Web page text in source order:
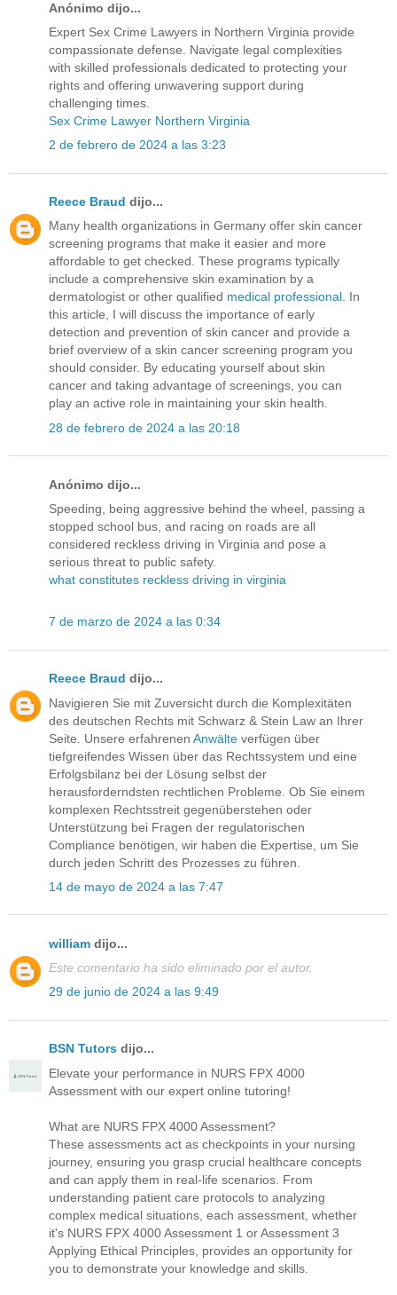
Anónimo dijo...
Expert Sex Crime Lawyers in Northern Virginia provide
compassionate defense. Navigate legal complexities
with skilled professionals dedicated to protecting your
rights and offering unwavering support during
challenging times.
Sex Crime Lawyer Northern Virginia
2 de febrero de 2024 a las 3:23
Reece Braud dijo...
Many health organizations in Germany offer skin cancer
screening programs that make it easier and more
affordable to get checked. These programs typically
include a comprehensive skin examination by a
dermatologist or other qualified medical professional. In
this article, I will discuss the importance of early
detection and prevention of skin cancer and provide a
brief overview of a skin cancer screening program you
should consider. By educating yourself about skin
cancer and taking advantage of screenings, you can
play an active role in maintaining your skin health.
28 de febrero de 2024 a las 20:18
Anónimo dijo...
Speeding, being aggressive behind the wheel, passing a
stopped school bus, and racing on roads are all
considered reckless driving in Virginia and pose a
serious threat to public safety.
what constitutes reckless driving in virginia
7 de marzo de 2024 a las 0:34
Reece Braud dijo...
Navigieren Sie mit Zuversicht durch die Komplexitäten
des deutschen Rechts mit Schwarz & Stein Law an Ihrer
Seite. Unsere erfahrenen Anwälte verfügen über
tiefgreifendes Wissen über das Rechtssystem und eine
Erfolgsbilanz bei der Lösung selbst der
herausforderndsten rechtlichen Probleme. Ob Sie einem
komplexen Rechtsstreit gegenüberstehen oder
Unterstützung bei Fragen der regulatorischen
Compliance benötigen, wir haben die Expertise, um Sie
durch jeden Schritt des Prozesses zu führen.
14 de mayo de 2024 a las 7:47
william dijo...
Este comentario ha sido eliminado por el autor.
29 de junio de 2024 a las 9:49
BSN Tutors dijo...
Elevate your performance in NURS FPX 4000
Assessment with our expert online tutoring!
What are NURS FPX 4000 Assessment?
These assessments act as checkpoints in your nursing
journey, ensuring you grasp crucial healthcare concepts
and can apply them in real-life scenarios. From
understanding patient care protocols to analyzing
complex medical situations, each assessment, whether
it's NURS FPX 4000 Assessment 1 or Assessment 3
Applying Ethical Principles, provides an opportunity for
you to demonstrate your knowledge and skills.